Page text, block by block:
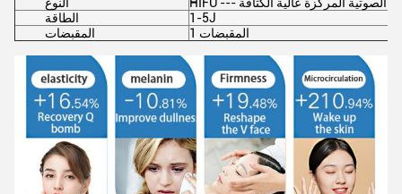
الطاقة
1-5J
المقبضات
1 المقبضات